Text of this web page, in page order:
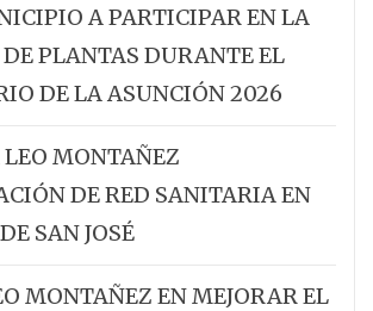
A PARTICIPAR EN LA
PLANTAS DURANTE EL
DE LA ASUNCIÓN 2026
MONTAÑEZ
DE RED SANITARIA EN
SAN JOSÉ
MONTAÑEZ EN MEJORAR EL